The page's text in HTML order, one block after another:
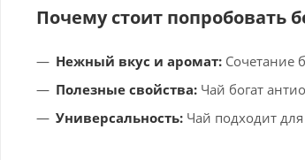
Почему стоит попробовать
Нежный вкус и аромат: Сочетание
Полезные свойства: Чай богат
Универсальность: Чай подходит